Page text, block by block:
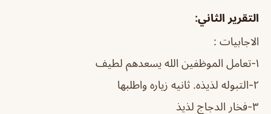
التقرير الثاني:
الاجابيات :
١-تعامل الموظفين الله يسعدهم لطيف
٢-التبوله لذيذه. ثانيه زياره واطلبها
٣-فخار الدجاج لذيذ